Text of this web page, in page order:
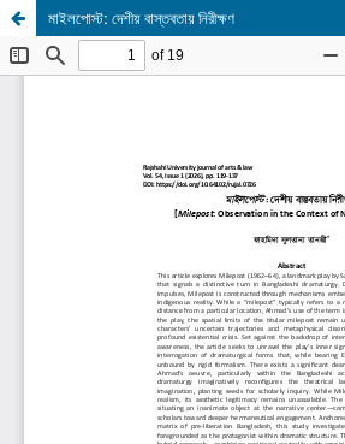
মাইলপোস্ট: দেশীয় বাস্তবতায় নিরীক্ষণ